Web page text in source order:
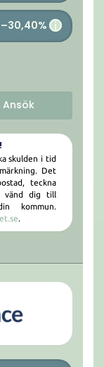
i
Ansök
skulden i tid
Det
teckna
vänd dig till
kommun.
.